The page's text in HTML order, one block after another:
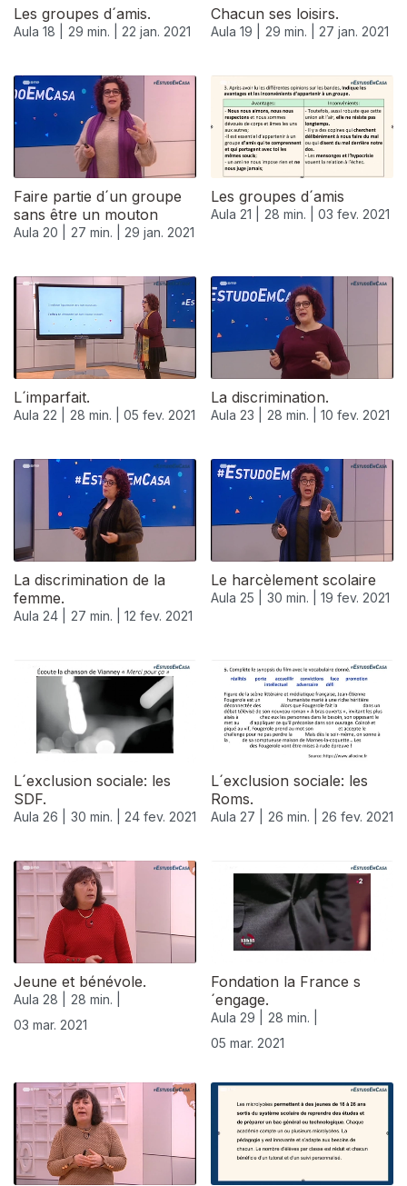
Les groupes d´amis.
Aula 18 | 29 min. | 22 jan. 2021
Chacun ses loisirs.
Aula 19 | 29 min. | 27 jan. 2021
Faire partie d´un groupe
sans être un mouton
Aula 20 | 27 min. | 29 jan. 2021
Les groupes d´amis
Aula 21 | 28 min. | 03 fev. 2021
L´imparfait.
Aula 22 | 28 min. | 05 fev. 2021
La discrimination.
Aula 23 | 28 min. | 10 fev. 2021
523100
La discrimination de la
femme.
Aula 24 | 27 min. | 12 fev. 2021
Le harcèlement scolaire
Aula 25 | 30 min. | 19 fev. 2021
L´exclusion sociale: les
SDF.
Aula 26 | 30 min. | 24 fev. 2021
L´exclusion sociale: les
Roms.
Aula 27 | 26 min. | 26 fev. 2021
Jeune et bénévole.
Aula 28 |
28 min. |
03 mar. 2021
Fondation la France s
´engage.
Aula 29 |
28 min. |
05 mar. 2021